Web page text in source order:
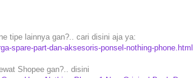
tipe lainnya gan?.. cari disini aja ya:
spare-part-dan-aksesoris-ponsel-nothing-phone.html
Shopee gan?.. disini